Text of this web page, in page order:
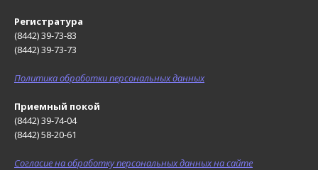
Регистратура
(8442) 39-73-83
(8442) 39-73-73
Политика обработки персональных данных
Приемный покой
(8442) 39-74-04
(8442) 58-20-61
Согласие на обработку персональных данных на сайте